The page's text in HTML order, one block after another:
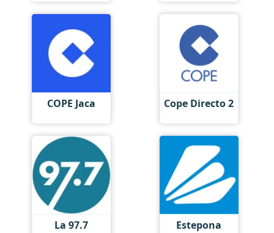
COPE Jaca Cope Directo 2
La 97.7 Estepona